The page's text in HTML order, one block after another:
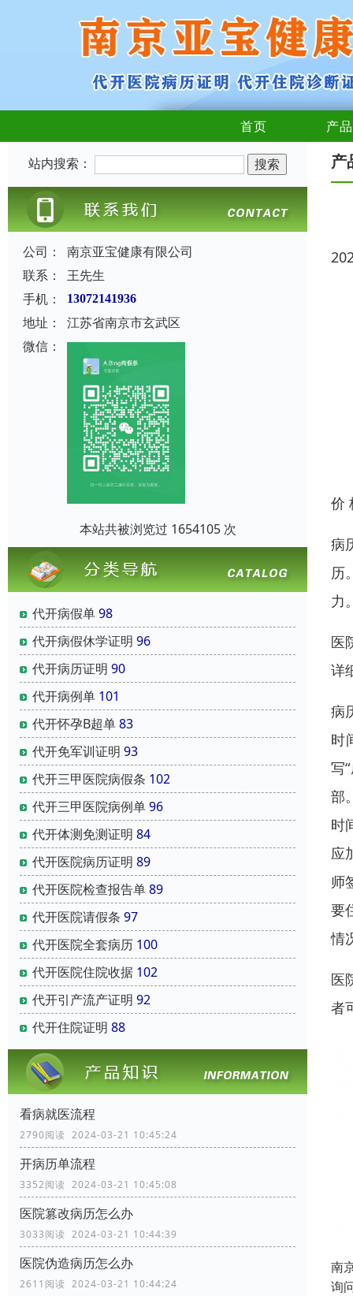
首页 产
站内搜索：
公司：
南京亚宝健康有限公司
联系：
王先生
手机：
13072141936
地址：
江苏省南京市玄武区
微信：
本站共被浏览过 1654105 次
代开病假单98
代开病假休学证明 96
代开病历证明 90
代开病例单 101
代开怀孕B超单83
代开免军训证明 93
代开三甲医院病假条 102
代开三甲医院病例单96
代开体测免测证明 84
代开医院病历证明 89
代开医院检查报告单89
代开医院请假条 97
代开医院全套病历 100
代开医院住院收据 102
代开引产流产证明 92
代开住院证明 88
看病就医流程
2790阅读 2024-03-21 10:45:24
开病历单流程
3352阅读 2024-03-21 10:45:08
医院篡改病历怎么办
3033阅读 2024-03-21 10:44:39
医院伪造病历怎么办
2611阅读 2024-03-21 10:44:24
产
价
病
历
力
医
详
病
时
写
部
时
应
师
要
情
医
者
南
询